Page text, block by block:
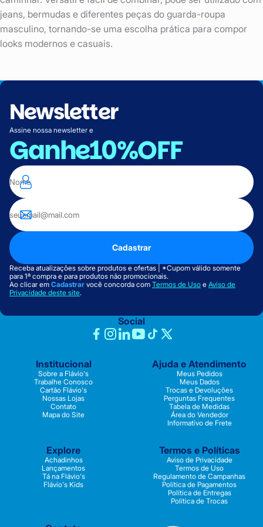
jeans, bermudas e diferentes peças do guarda-roupa
masculino, tornando-se uma escolha prática para compor
looks modernos e casuais.
Newsletter
Assine nossa newsletter e
Ganhe10%OFF
Cadastrar
Receba atualizações sobre produtos e ofertas | *Cupom válido somente
para 1ª compra e para produtos não promocionais.
Ao clicar em Cadastrar você concorda com Termos de Uso e Aviso de
Privacidade deste site.
Social
Institucional
Sobre a Flávio's
Trabalhe Conosco
Cartão Flávio's
Nossas Lojas
Contato
Mapa do Site
Ajuda e Atendimento
Meus Pedidos
Meus Dados
Trocas e Devoluções
Perguntas Frequentes
Tabela de Medidas
Área do Vendedor
Informativo de Frete
Explore
Achadinhos
Lançamentos
Tá na Flávio's
Flávio's Kids
Termos e Políticas
Aviso de Privacidade
Termos de Uso
Regulamento de Campanhas
Política de Pagamentos
Política de Entregas
Política de Trocas